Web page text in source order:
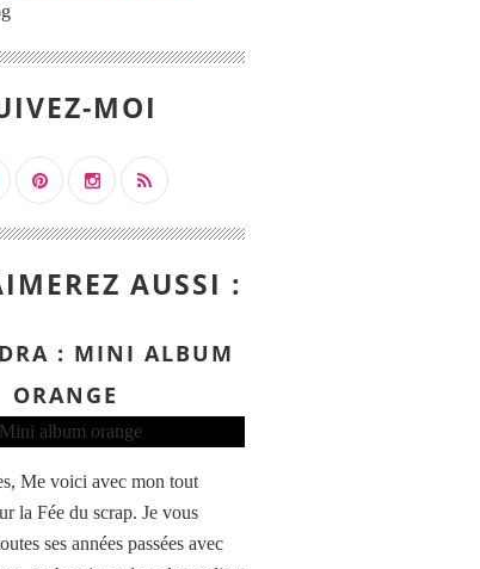
MOI
AUSSI :
: MINI ALBUM
ORANGE
Me voici avec mon tout
la Fée du scrap. Je vous
ses années passées avec